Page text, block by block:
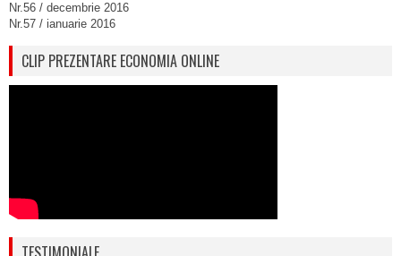
Nr.56 / decembrie 2016
Nr.57 / ianuarie 2016
CLIP PREZENTARE ECONOMIA ONLINE